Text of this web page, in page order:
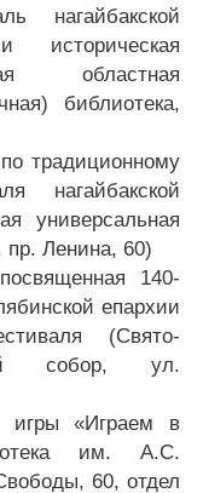
нагайбакской
областная
библиотека,
традиционному
нагайбакской
универсальная
пр. Ленина, 60)
140-
епархии
(Свято-
собор, ул.
игры «Играем в
им. А.С.
60, отдел